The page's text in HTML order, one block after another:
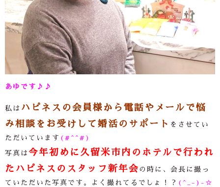
あゆです♪♪
私は ハピネスの会員様から電話やメールで悩
み相談をお受けして婚活のサポート をさせてい
ただいています (#^^#)
写真は 今年初めに久留米市内のホテルで行われ
たハピネスのスタッフ新年会 の時に、会長に撮っ
ていただいた写真です。よく撮れてるでしょ！？ (^_-)-☆